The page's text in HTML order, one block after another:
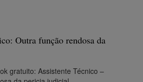
Outra função rendosa da
gratuito: Assistente Técnico –